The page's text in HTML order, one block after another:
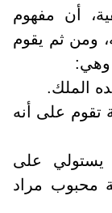
أن مفهوم
ومن ثم يقوم
وهي:
.
تقوم على أنه
يستولي على
محبوب مراد